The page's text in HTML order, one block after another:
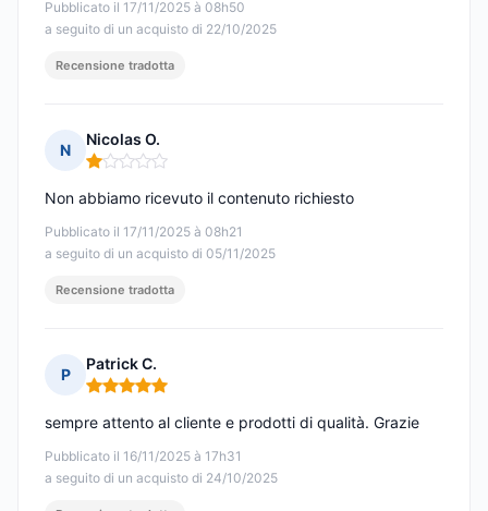
Pubblicato il 17/11/2025 à 08h50
a seguito di un acquisto di 22/10/2025
Recensione tradotta
N
Nicolas O.
Nota: 1 su 5
Pubblicato il 17/11/2025 à 08h21
a seguito di un acquisto di 05/11/2025
Non abbiamo ricevuto il contenuto richiesto
Recensione tradotta
P
Patrick C.
Nota: 5 su 5
Pubblicato il 16/11/2025 à 17h31
a seguito di un acquisto di 24/10/2025
sempre attento al cliente e prodotti di qualità. Grazie